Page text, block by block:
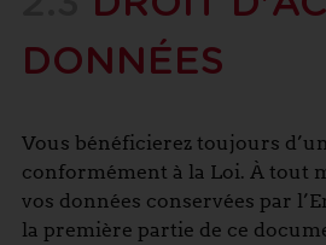
DONNÉES
Vous bénéficierez toujours
conformément à la Loi. À tout
vos données conservées par
la première partie de ce